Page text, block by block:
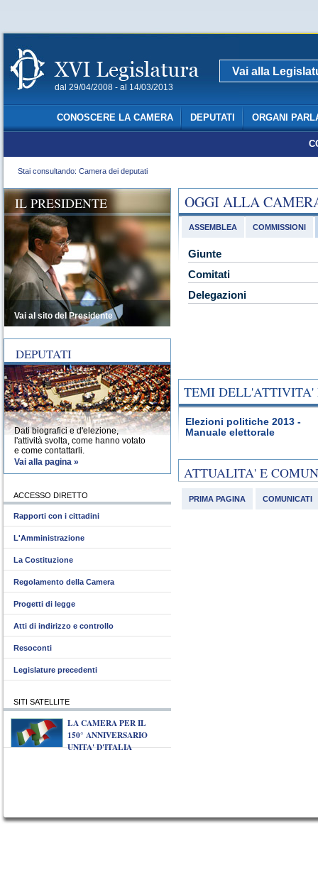
dal 29/04/2008 - al 14/03/2013
Vai alla
CONOSCERE LA CAMERA DEPUTATI ORGANI
Stai consultando: Camera dei deputati
OGGI ALLA
ASSEMBLEA COMMISSIONI
Giunte
Comitati
Delegazioni
TEMI DELL'ATTIVITA'
Elezioni politiche 2013 -
Manuale elettorale
ATTUALITA' E
PRIMA PAGINA COMUNICATI
IL PRESIDENTE
Vai al sito del Presidente
DEPUTATI
Dati biografici e d'elezione,
l'attività svolta, come hanno votato
e come contattarli.
Vai alla pagina »
ACCESSO DIRETTO
Rapporti con i cittadini
L'Amministrazione
La Costituzione
Regolamento della Camera
Progetti di legge
Atti di indirizzo e controllo
Resoconti
Legislature precedenti
SITI SATELLITE
LA CAMERA PER IL
150° ANNIVERSARIO
UNITA' D'ITALIA